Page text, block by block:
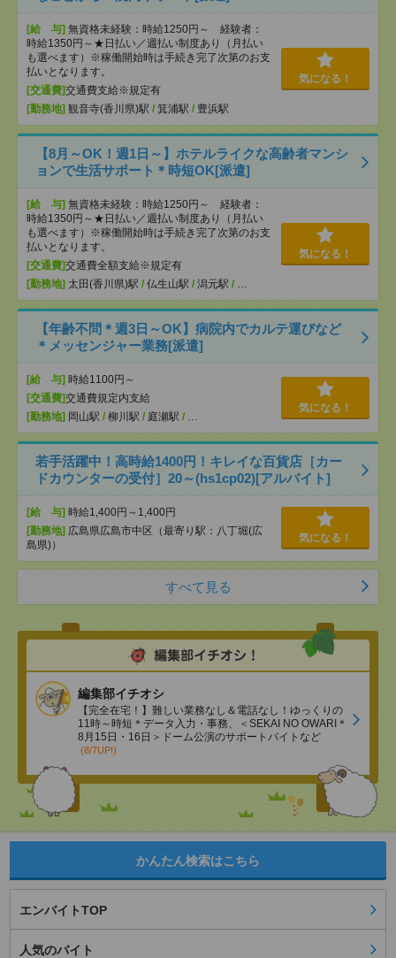
[給 与] 無資格未経験：時給1250円～ 経験者：
時給1350円～★日払い／週払い制度あり（月払い
も選べます）※稼働開始時は手続き完了次第のお支
払いとなります。
[交通費]交通費支給※規定有
[勤務地] 観音寺(香川県)駅 / 箕浦駅 / 豊浜駅
気になる！
【8月～OK！週1日～】ホテルライクな高齢者マンシ
ョンで生活サポート＊時短OK[派遣]
[給 与] 無資格未経験：時給1250円～ 経験者：
時給1350円～★日払い／週払い制度あり（月払い
も選べます）※稼働開始時は手続き完了次第のお支
払いとなります。
[交通費]交通費全額支給※規定有
[勤務地] 太田(香川県)駅 / 仏生山駅 / 潟元駅 / …
気になる！
【年齢不問＊週3日～OK】病院内でカルテ運びなど
＊メッセンジャー業務[派遣]
[給 与] 時給1100円～
[交通費]交通費規定内支給
[勤務地] 岡山駅 / 柳川駅 / 庭瀬駅 / …
気になる！
若手活躍中！高時給1400円！キレイな百貨店［カー
ドカウンターの受付］20～(hs1cp02)[アルバイト]
[給 与] 時給1,400円～1,400円
[勤務地] 広島県広島市中区（最寄り駅：八丁堀(広
島県)）
気になる！
すべて見る
編集部イチオシ
【完全在宅！】難しい業務なし＆電話なし！ゆっくりの
11時～時短＊データ入力・事務、＜SEKAI NO OWARI＊
8月15日・16日＞ドーム公演のサポートバイトなど
(8/7UP!)
かんたん検索はこちら
エンバイトTOP
人気のバイト